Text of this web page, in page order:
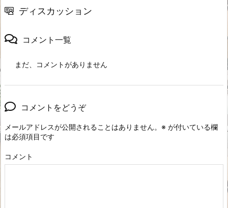
ディスカッション
コメント一覧
まだ、コメントがありません
コメントをどうぞ
メールアドレスが公開されることはありません。 ※ が付いている欄
は必須項目です
コメント